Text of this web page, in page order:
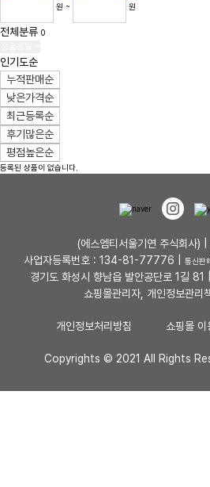
원 ~ 원
전체분류 0
인기도순
누적판매순
낮은가격순
최근등록순
후기많은순
평점높은순
등록된 상품이 없습니다.
(에스엠티서울기연 주식회사)
사업자등록번호 : 134-81-77776 |
통신판
경기도 화성시 향남읍 발안공단로 1길 81 |
쇼핑몰관리자, 개인정보관리
개인정보처리방침 쇼핑몰 이
Copyrights © 2021 All Rights